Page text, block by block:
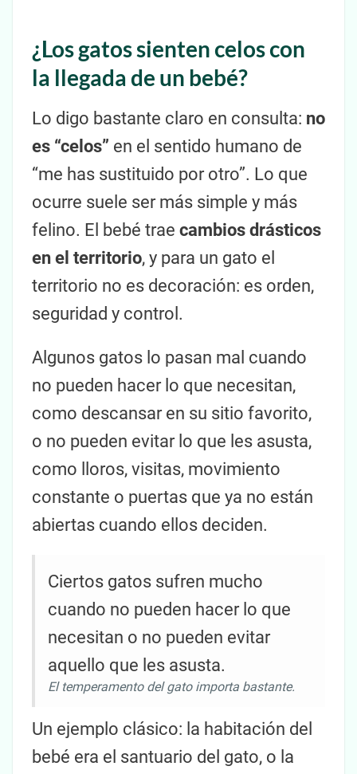
¿Los gatos sienten celos con
la llegada de un bebé?
Lo digo bastante claro en consulta: no
es “celos” en el sentido humano de
“me has sustituido por otro”. Lo que
ocurre suele ser más simple y más
felino. El bebé trae cambios drásticos
en el territorio, y para un gato el
territorio no es decoración: es orden,
seguridad y control.
Algunos gatos lo pasan mal cuando
no pueden hacer lo que necesitan,
como descansar en su sitio favorito,
o no pueden evitar lo que les asusta,
como lloros, visitas, movimiento
constante o puertas que ya no están
abiertas cuando ellos deciden.
Ciertos gatos sufren mucho
cuando no pueden hacer lo que
necesitan o no pueden evitar
aquello que les asusta.
El temperamento del gato importa bastante.
Un ejemplo clásico: la habitación del
bebé era el santuario del gato, o la